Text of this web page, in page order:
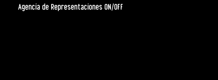
Agencia de Representaciones ON/OFF